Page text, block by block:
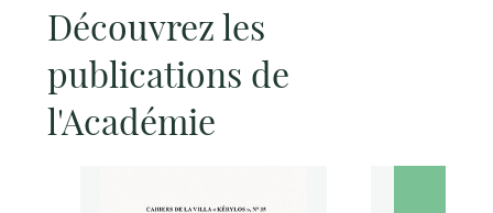
Découvrez les
publications de
l'Académie